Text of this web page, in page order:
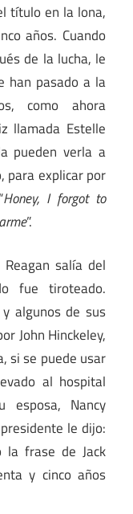
título en la lona,
años. Cuando
de la lucha, le
han pasado a la
como ahora
llamada Estelle
pueden verla a
para explicar por
Honey, I forgot to
”.
salía del
fue tiroteado.
algunos de sus
John Hinckeley,
si se puede usar
al hospital
esposa, Nancy
le dijo:
la frase de Jack
y cinco años